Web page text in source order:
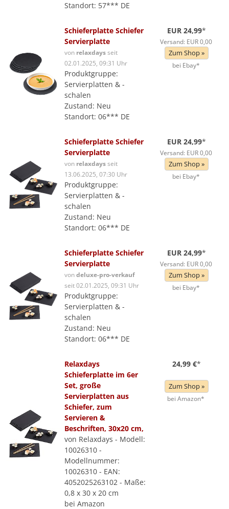
Standort: 57*** DE
Schieferplatte Schiefer
Servierplatte
von relaxdaysseit
02.01.2025, 09:31 Uhr
Produktgruppe:
Servierplatten & -
schalen
Zustand: Neu
Standort: 06*** DE
EUR 24,99*
Versand: EUR 0,00
Zum Shop »
bei Ebay*
Schieferplatte Schiefer
Servierplatte
von relaxdaysseit
13.06.2025, 07:30 Uhr
Produktgruppe:
Servierplatten & -
schalen
Zustand: Neu
Standort: 06*** DE
EUR 24,99*
Versand: EUR 0,00
Zum Shop »
bei Ebay*
Schieferplatte Schiefer
Servierplatte
vondeluxe-pro-verkauf
seit 02.01.2025, 09:31 Uhr
Produktgruppe:
Servierplatten & -
schalen
Zustand: Neu
Standort: 06*** DE
EUR 24,99*
Versand: EUR 0,00
Zum Shop »
bei Ebay*
Relaxdays
Schieferplatte im 6er
Set, große
Servierplatten aus
Schiefer, zum
Servieren &
Beschriften, 30x20 cm,
von Relaxdays - Modell:
10026310 -
Modellnummer:
10026310 - EAN:
4052025263102 - Maße:
0,8 x 30 x 20 cm
bei Amazon
24,99 €*
Zum Shop »
bei Amazon*